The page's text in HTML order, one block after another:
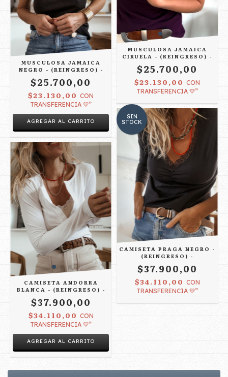
MUSCULOSA JAMAICA
NEGRO - (REINGRESO) -
$25.700,00
$23.130,00 CON
TRANSFERENCIA 💛”
AGREGAR AL CARRITO
MUSCULOSA JAMAICA
CIRUELA - (REINGRESO) -
$25.700,00
$23.130,00 CON
TRANSFERENCIA 💛”
CAMISETA ANDORRA
BLANCA - (REINGRESO) -
$37.900,00
$34.110,00 CON
TRANSFERENCIA 💛”
AGREGAR AL CARRITO
SIN
STOCK
CAMISETA PRAGA NEGRO -
(REINGRESO) -
$37.900,00
$34.110,00 CON
TRANSFERENCIA 💛”